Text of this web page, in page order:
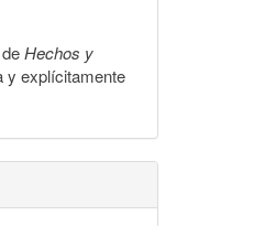
Hechos y
y explícitamente